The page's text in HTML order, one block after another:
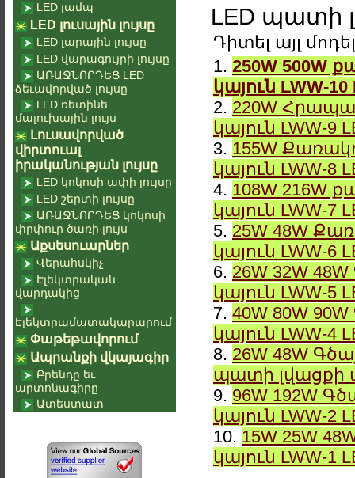
LED պատի
Դիտել այլ
1. 250W 500W
կայուն LWW-
2. 220W
կայուն LWW-
3. 155W
կայուն LWW-
4. 108W 216W
կայուն LWW-
5. 25W 48W
կայուն LWW-
6. 26W 32W
կայուն LWW-
7. 40W 80W
կայուն LWW-
8. 26W 48W
պատի լվացքի
9. 96W 192W
կայուն LWW-
10. 15W 25W
կայուն LWW-
LED լամպ
LED լուսային լույսը
LED լարային լույսը
LED վարագույրի լույսը
ԱՌԱՋՆՈՐԴԵՑ LED
ձեւավորված լույսը
LED ռետինե
մալուխային լույս
Լուսավորված
վիրտուալ
իրականության լույսը
LED կոկոսի ափի լույսը
LED շերտի լույսը
ԱՌԱՋՆՈՐԴԵՑ կոկոսի
փրփուր ծառի լույս
Աքսեսուարներ
Վերահսկիչ
Էլեկտրական
վարդակից
Էլեկտրամատակարարում
Փաթեթավորում
Ապրանքի վկայագիր
Բրենդը եւ
արտոնագիրը
Ատեստատ